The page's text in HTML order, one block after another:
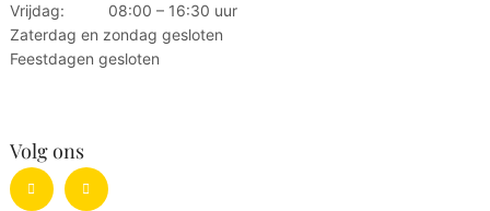
Vrijdag:
08:00 – 16:30 uur
Zaterdag en zondag gesloten
Feestdagen gesloten
Volg ons